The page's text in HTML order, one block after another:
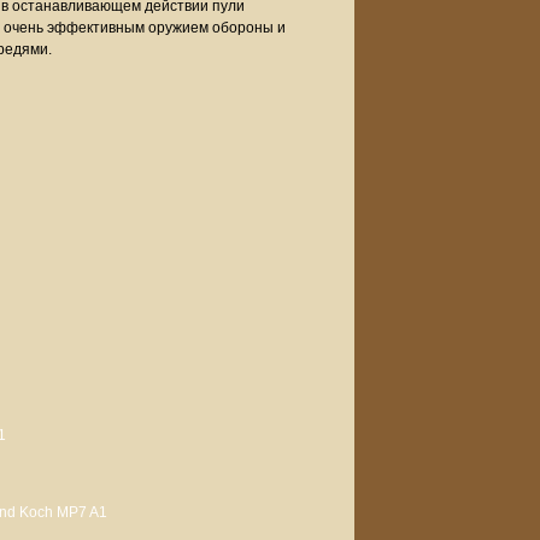
останавливающем действии пули
очень эффективным оружием обороны и